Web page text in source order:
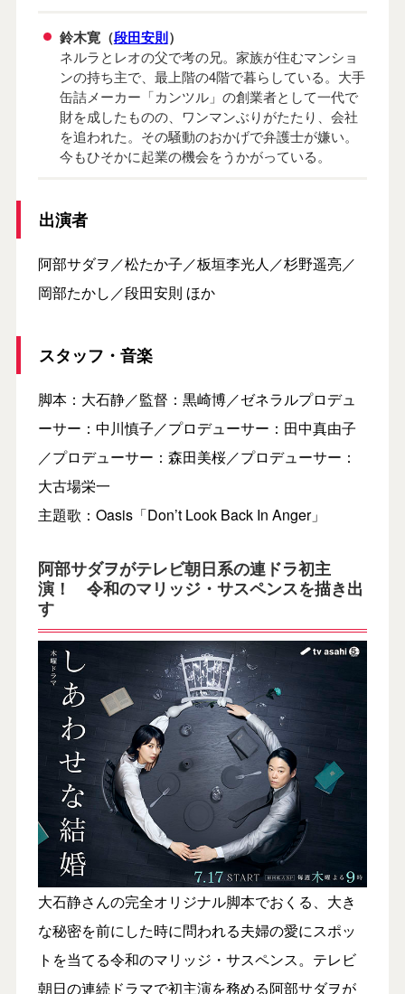
鈴木寛（段田安則）
ネルラとレオの父で考の兄。家族が住むマンショ
ンの持ち主で、最上階の4階で暮らしている。大手
缶詰メーカー「カンツル」の創業者として一代で
財を成したものの、ワンマンぶりがたたり、会社
を追われた。その騒動のおかげで弁護士が嫌い。
今もひそかに起業の機会をうかがっている。
出演者
阿部サダヲ／松たか子／板垣李光人／杉野遥亮／
岡部たかし／段田安則 ほか
スタッフ・音楽
脚本：大石静／監督：黒崎博／ゼネラルプロデュ
ーサー：中川慎子／プロデューサー：田中真由子
／プロデューサー：森田美桜／プロデューサー：
大古場栄一
主題歌：Oasis「Don’t Look Back In Anger」
阿部サダヲがテレビ朝日系の連ドラ初主
演！ 令和のマリッジ・サスペンスを描き出
す
大石静さんの完全オリジナル脚本でおくる、大き
な秘密を前にした時に問われる夫婦の愛にスポッ
トを当てる令和のマリッジ・サスペンス。テレビ
朝日の連続ドラマで初主演を務める阿部サダヲが